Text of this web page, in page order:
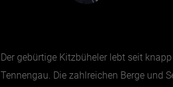
Der gebürtige Kitzbüheler lebt seit
Tennengau. Die zahlreichen Berge und